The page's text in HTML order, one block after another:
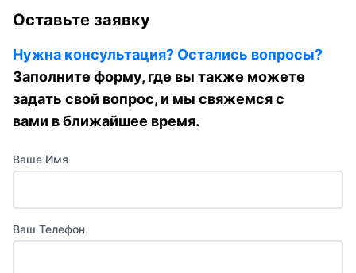
Оставьте заявку
Нужна консультация? Остались вопросы?
Заполните форму, где вы также можете
задать свой вопрос, и мы свяжемся с
вами в ближайшее время.
Ваше Имя
Ваш Телефон